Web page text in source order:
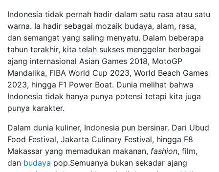
Indonesia tidak pernah hadir dalam satu rasa atau satu
warna. Ia hadir sebagai mozaik budaya, alam, rasa,
dan semangat yang saling menyatu. Dalam beberapa
tahun terakhir, kita telah sukses menggelar berbagai
ajang internasional Asian Games 2018, MotoGP
Mandalika, FIBA World Cup 2023, World Beach Games
2023, hingga F1 Power Boat. Dunia melihat bahwa
Indonesia tidak hanya punya potensi tetapi kita juga
punya karakter.
Dalam dunia kuliner, Indonesia pun bersinar. Dari Ubud
Food Festival, Jakarta Culinary Festival, hingga F8
Makassar yang memadukan makanan, fashion, film,
dan budaya pop.Semuanya bukan sekadar ajang